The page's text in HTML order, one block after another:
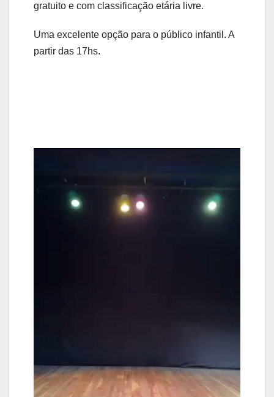
gratuito e com classificação etária livre.
Uma excelente opção para o público infantil. A
partir das 17hs.